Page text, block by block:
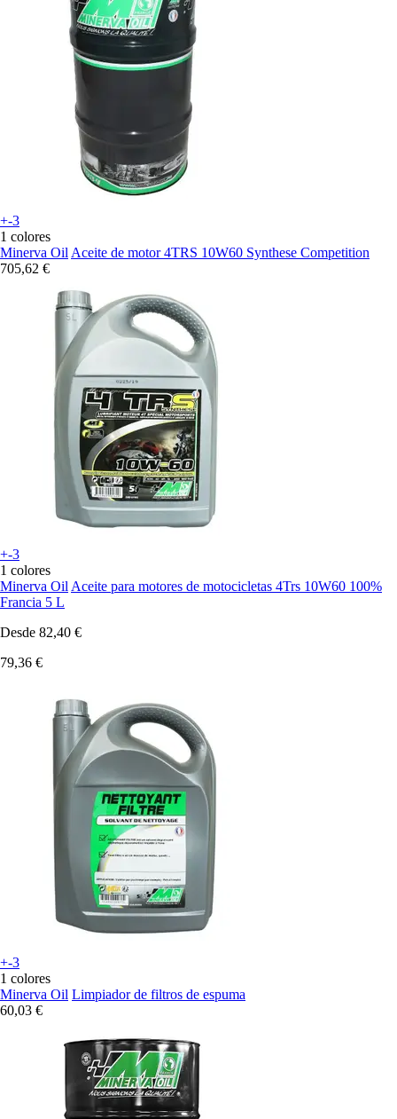
+-3
1 colores
Minerva Oil Aceite de motor 4TRS 10W60 Synthese Competition
705,62 €
+-3
1 colores
Minerva Oil Aceite para motores de motocicletas 4Trs 10W60 100%
Francia 5 L
Desde 82,40 €
79,36 €
+-3
1 colores
Minerva Oil Limpiador de filtros de espuma
60,03 €